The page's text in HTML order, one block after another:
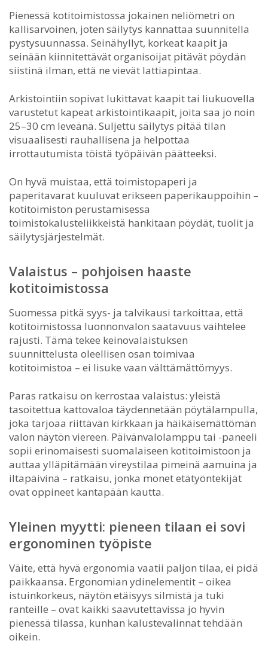
Pienessä kotitoimistossa jokainen neliömetri on
kallisarvoinen, joten säilytys kannattaa suunnitella
pystysuunnassa. Seinähyllyt, korkeat kaapit ja
seinään kiinnitettävät organisoijat pitävät pöydän
siistinä ilman, että ne vievät lattiapintaa.
Arkistointiin sopivat lukittavat kaapit tai liukuovella
varustetut kapeat arkistointikaapit, joita saa jo noin
25–30 cm leveänä. Suljettu säilytys pitää tilan
visuaalisesti rauhallisena ja helpottaa
irrottautumista töistä työpäivän päätteeksi.
On hyvä muistaa, että toimistopaperi ja
paperitavarat kuuluvat erikseen paperikauppoihin –
kotitoimiston perustamisessa
toimistokalusteliikkeistä hankitaan pöydät, tuolit ja
säilytysjärjestelmät.
Valaistus – pohjoisen haaste
kotitoimistossa
Suomessa pitkä syys- ja talvikausi tarkoittaa, että
kotitoimistossa luonnonvalon saatavuus vaihtelee
rajusti. Tämä tekee keinovalaistuksen
suunnittelusta oleellisen osan toimivaa
kotitoimistoa – ei lisuke vaan välttämättömyys.
Paras ratkaisu on kerrostaa valaistus: yleistä
tasoitettua kattovaloa täydennetään pöytälampulla,
joka tarjoaa riittävän kirkkaan ja häikäisemättömän
valon näytön viereen. Päivänvalolamppu tai -paneeli
sopii erinomaisesti suomalaiseen kotitoimistoon ja
auttaa ylläpitämään vireystilaa pimeinä aamuina ja
iltapäivinä – ratkaisu, jonka monet etätyöntekijät
ovat oppineet kantapään kautta.
Yleinen myytti: pieneen tilaan ei sovi
ergonominen työpiste
Väite, että hyvä ergonomia vaatii paljon tilaa, ei pidä
paikkaansa. Ergonomian ydinelementit – oikea
istuinkorkeus, näytön etäisyys silmistä ja tuki
ranteille – ovat kaikki saavutettavissa jo hyvin
pienessä tilassa, kunhan kalustevalinnat tehdään
oikein.